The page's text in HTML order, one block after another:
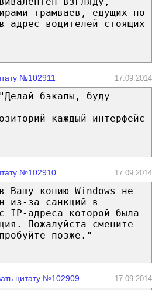
трамваев, едущих по
адрес водителей стоящих
№102911 17.09.2014
бэкапы, буду
каждый интерфейс
№102910 17.09.2014
Вашу копию Windows не
из-за санкций в
IP-адреса которой была
Пожалуйста смените
позже."
цитату №102909 17.09.2014